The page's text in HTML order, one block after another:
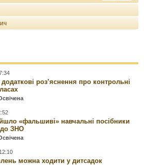
додаткові роз’яснення про контрольні
«фальшиві» навчальні посібники
до ЗНО
можна ходити у дитсадок